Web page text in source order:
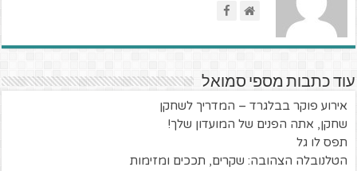
עוד כתבות מספי סמואל
אירוע פוקר בבלגרד – המדריך לשחקן
שחקן, אתה הפנים של המועדון שלך!
תפס לו גל
הטלנובלה הצהובה: שקרים, תככים ומזימות